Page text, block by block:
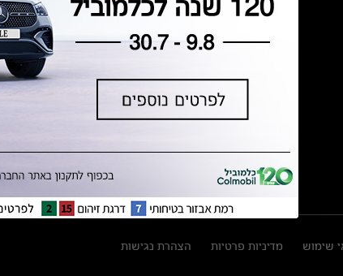
נתוני תווית צמיגים
מחירון חלפים
הודעה על הטבות לרכבי מרצדס בהסדר
שימוש מדיניות פרטיות הצהרת נגישות